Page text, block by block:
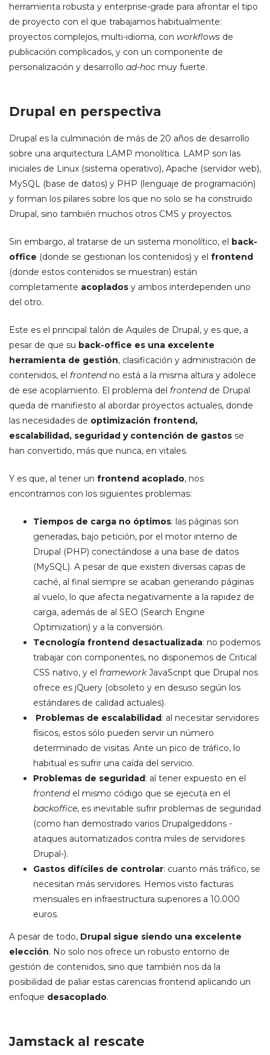
herramienta robusta y enterprise-grade para afrontar el tipo
de proyecto con el que trabajamos habitualmente:
proyectos complejos, multi-idioma, con workflows de
publicación complicados, y con un componente de
personalización y desarrollo ad-hoc muy fuerte.
Drupal en perspectiva
Drupal es la culminación de más de 20 años de desarrollo
sobre una arquitectura LAMP monolítica. LAMP son las
iniciales de Linux (sistema operativo), Apache (servidor web),
MySQL (base de datos) y PHP (lenguaje de programación)
y forman los pilares sobre los que no solo se ha construido
Drupal, sino también muchos otros CMS y proyectos.
Sin embargo, al tratarse de un sistema monolítico, el back-
office (donde se gestionan los contenidos) y el frontend
(donde estos contenidos se muestran) están
completamente acoplados y ambos interdependen uno
del otro.
Este es el principal talón de Aquiles de Drupal, y es que, a
pesar de que su back-office es una excelente
herramienta de gestión, clasificación y administración de
contenidos, el frontend no está a la misma altura y adolece
de ese acoplamiento. El problema del frontend de Drupal
queda de manifiesto al abordar proyectos actuales, donde
las necesidades de optimización frontend,
escalabilidad, seguridad y contención de gastos se
han convertido, más que nunca, en vitales.
Y es que, al tener un frontend acoplado, nos
encontramos con los siguientes problemas:
Tiempos de carga no óptimos: las páginas son
generadas, bajo petición, por el motor interno de
Drupal (PHP) conectándose a una base de datos
(MySQL). A pesar de que existen diversas capas de
caché, al final siempre se acaban generando páginas
al vuelo, lo que afecta negativamente a la rapidez de
carga, además de al SEO (Search Engine
Optimization​) y a la conversión.
Tecnología frontend desactualizada: no podemos
trabajar con componentes, no disponemos de Critical
CSS nativo, y el frameworkJavaScript que Drupal nos
ofrece es jQuery (obsoleto y en desuso según los
estándares de calidad actuales).
Problemas de escalabilidad: al necesitar servidores
físicos, estos sólo pueden servir un número
determinado de visitas. Ante un pico de tráfico, lo
habitual es sufrir una caída del servicio.
Problemas de seguridad: al tener expuesto en el
frontend el mismo código que se ejecuta en el
backoffice, es inevitable sufrir problemas de seguridad
(como han demostrado varios Drupalgeddons -
ataques automatizados contra miles de servidores
Drupal-).
Gastos difíciles de controlar: cuanto más tráfico, se
necesitan más servidores. Hemos visto facturas
mensuales en infraestructura superiores a 10.000
euros.
A pesar de todo, Drupal sigue siendo una excelente
elección. No solo nos ofrece un robusto entorno de
gestión de contenidos, sino que también nos da la
posibilidad de paliar estas carencias frontend aplicando un
enfoque desacoplado.
Jamstack al rescate